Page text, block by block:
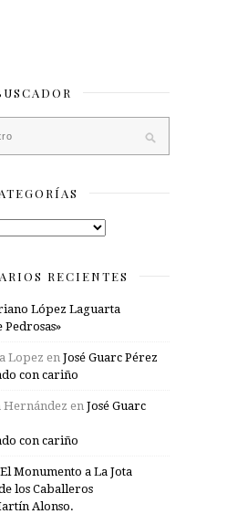
RECIENTES
López Laguarta
Lopez en José Guarc Pérez
con cariño
Hernández en José Guarc
con cariño
El Monumento a La Jota
los Caballeros
Alonso.